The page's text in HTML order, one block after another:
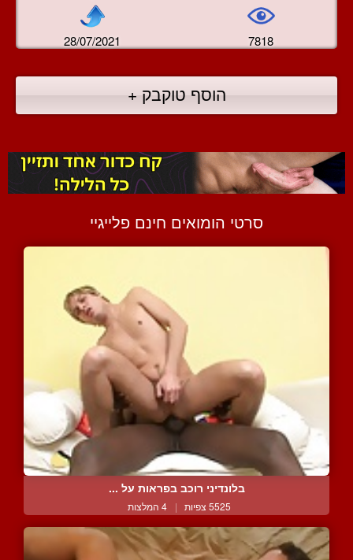
28/07/2021 7818
הוסף טוקבק +
סרטי הומואים חינם פלייגיי
בלונדיני רוכב בפראות על ...
5525 צפיות | 4 המלצות